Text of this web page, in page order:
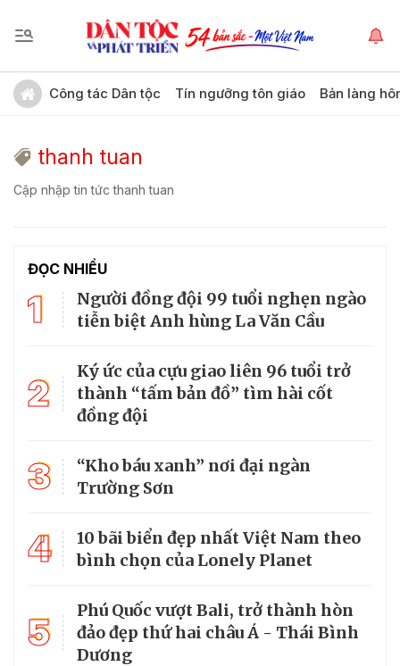
Công tác Dân tộc Tín ngưỡng tôn giáo Bản làng
thanh tuan
Cập nhập tin tức thanh tuan
ĐỌC NHIỀU
1
Người đồng đội 99 tuổi nghẹn ngào
tiễn biệt Anh hùng La Văn Cầu
2
Ký ức của cựu giao liên 96 tuổi trở
thành “tấm bản đồ” tìm hài cốt
đồng đội
3
“Kho báu xanh” nơi đại ngàn
Trường Sơn
4
10 bãi biển đẹp nhất Việt Nam theo
bình chọn của Lonely Planet
5
Phú Quốc vượt Bali, trở thành hòn
đảo đẹp thứ hai châu Á - Thái Bình
Dương